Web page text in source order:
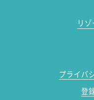
リ
プライバ
登